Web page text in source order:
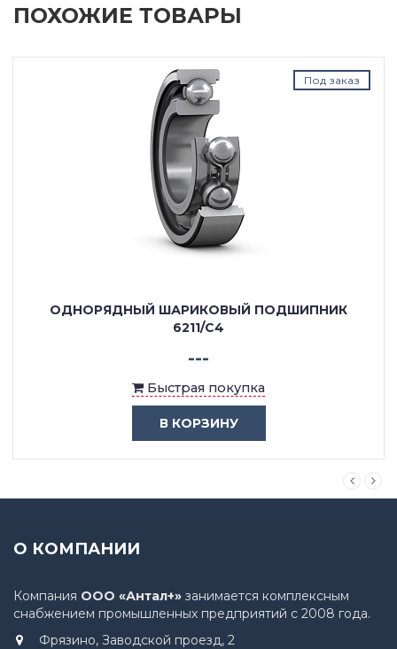
ПОХОЖИЕ ТОВАРЫ
Под заказ
ОДНОРЯДНЫЙ ШАРИКОВЫЙ ПОДШИПНИК
6211/C4
---
Быстрая покупка
В КОРЗИНУ
О КОМПАНИИ
Компания ООО «Антал+» занимается комплексным
снабжением промышленных предприятий с 2008 года.
Фрязино, Заводской проезд, 2